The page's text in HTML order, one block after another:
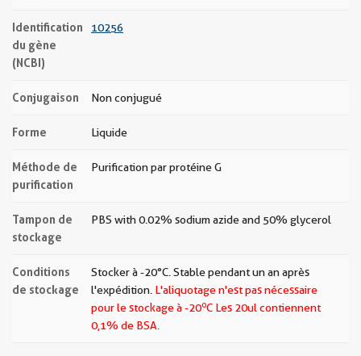
Identification
du gène
(NCBI)
10256
Conjugaison Non conjugué
Forme Liquide
Méthode de
purification
Purification par protéine G
Tampon de
stockage
PBS with 0.02% sodium azide and 50% glycerol
Conditions
de stockage
Stocker à -20°C. Stable pendant un an après
l'expédition. L'aliquotage n'est pas nécessaire
pour le stockage à -20oC Les 20ul contiennent
0,1% de BSA.